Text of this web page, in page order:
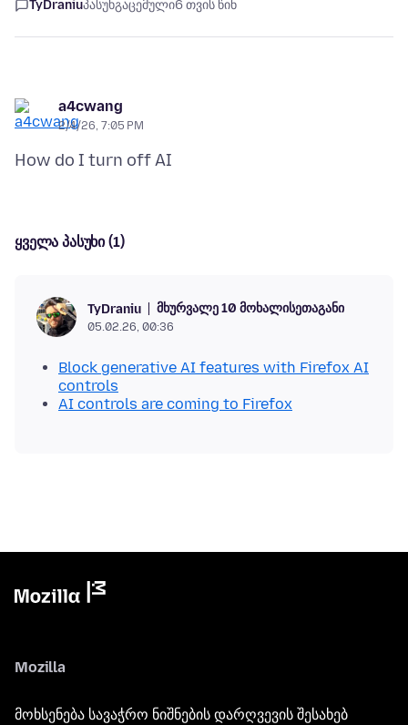
TyDraniuპასუხგაცემული6 თვის წინ
a4cwang
2/4/26, 7:05 PM
ყველა პასუხი (1)
TyDraniu მხურვალე 10 მოხალისეთაგანი
05.02.26, 00:36
Block generative AI features with Firefox AI
controls
AI controls are coming to Firefox
Mozilla
მოხსენება სავაჭრო ნიშნების დარღვევის შესახებ